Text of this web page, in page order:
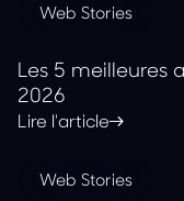
Web Stories
Les 5 meilleures
2026
Lire l'article
Web Stories